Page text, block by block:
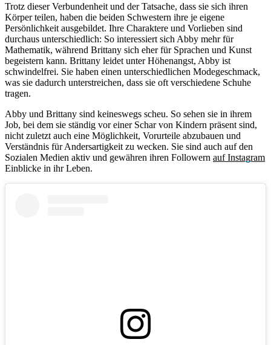
Trotz dieser Verbundenheit und der Tatsache, dass sie sich ihren
Körper teilen, haben die beiden Schwestern ihre je eigene
Persönlichkeit ausgebildet. Ihre Charaktere und Vorlieben sind
durchaus unterschiedlich: So interessiert sich Abby mehr für
Mathematik, während Brittany sich eher für Sprachen und Kunst
begeistern kann. Brittany leidet unter Höhenangst, Abby ist
schwindelfrei. Sie haben einen unterschiedlichen Modegeschmack,
was sie dadurch unterstreichen, dass sie oft verschiedene Schuhe
tragen.
Abby und Brittany sind keineswegs scheu. So sehen sie in ihrem
Job, bei dem sie ständig vor einer Schar von Kindern präsent sind,
nicht zuletzt auch eine Möglichkeit, Vorurteile abzubauen und
Verständnis für Andersartigkeit zu wecken. Sie sind auch auf den
Sozialen Medien aktiv und gewähren ihren Followern auf Instagram
Einblicke in ihr Leben.